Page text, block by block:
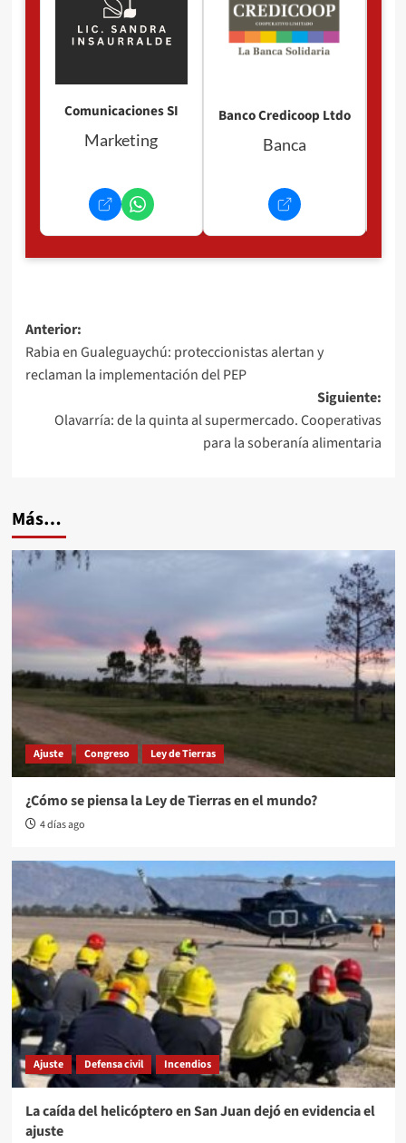
Comunicaciones SI
Marketing
Banco Credicoop Ltdo
Banca
Navegación
de
entradas
Anterior:
Rabia en Gualeguaychú: proteccionistas alertan y
reclaman la implementación del PEP
Siguiente:
Olavarría: de la quinta al supermercado. Cooperativas
para la soberanía alimentaria
Más…
Ajuste Congreso Ley de Tierras
¿Cómo se piensa la Ley de Tierras en el mundo?
4 días ago
Ajuste Defensa civil Incendios
La caída del helicóptero en San Juan dejó en evidencia el
ajuste